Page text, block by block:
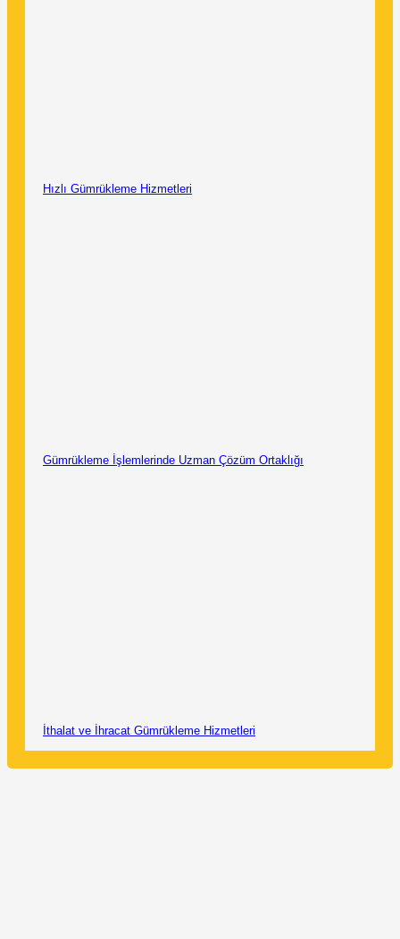
Hızlı Gümrükleme Hizmetleri
Gümrükleme İşlemlerinde Uzman Çözüm Ortaklığı
İthalat ve İhracat Gümrükleme Hizmetleri